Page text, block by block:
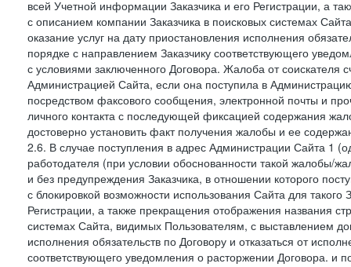
всей Учетной информации Заказчика и его Регистрации, а
с описанием компании Заказчика в поисковых системах
оказание услуг на дату приостановления исполнения
порядке с направлением Заказчику соответствующего
с условиями заключенного Договора. Жалоба от
Администрацией Сайта, если она поступила в
посредством факсового сообщения, электронной почты и
личного контакта с последующей фиксацией содержания
достоверно установить факт получения жалобы и ее
2.6. В случае поступления в адрес Администрации Сайта 1
работодателя (при условии обоснованности такой
и без предупреждения Заказчика, в отношении которого
с блокировкой возможности использования Сайта для
Регистрации, а также прекращения отображения названия
системах Сайта, видимых Пользователям, с выставлением
исполнения обязательств по Договору и отказаться от
соответствующего уведомления о расторжении Договора. и